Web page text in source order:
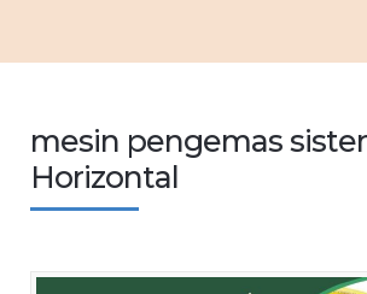
mesin pengemas
Horizontal